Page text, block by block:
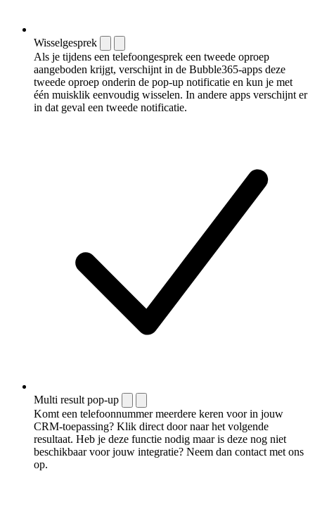
Wisselgesprek
Als je tijdens een telefoongesprek een tweede oproep
aangeboden krijgt, verschijnt in de Bubble365-apps deze
tweede oproep onderin de pop-up notificatie en kun je met
één muisklik eenvoudig wisselen. In andere apps verschijnt er
in dat geval een tweede notificatie.
Multi result pop-up
Komt een telefoonnummer meerdere keren voor in jouw
CRM-toepassing? Klik direct door naar het volgende
resultaat. Heb je deze functie nodig maar is deze nog niet
beschikbaar voor jouw integratie? Neem dan contact met ons
op.